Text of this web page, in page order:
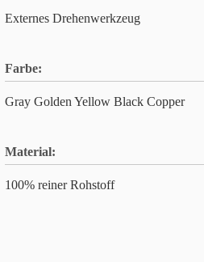
Externes Drehenwerkzeug
Farbe:
Gray Golden Yellow Black Copper
Material:
100% reiner Rohstoff